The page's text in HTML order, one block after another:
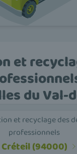
et
du Val-
et recyclage des
professionnels
Créteil (94000)